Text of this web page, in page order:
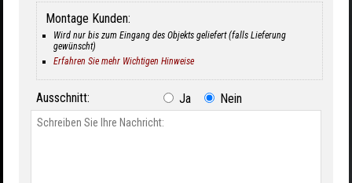
Montage Kunden:
Wird nur bis zum Eingang des Objekts geliefert (falls Lieferung
gewünscht)
Erfahren Sie mehr Wichtigen Hinweise
Ausschnitt: Ja Nein